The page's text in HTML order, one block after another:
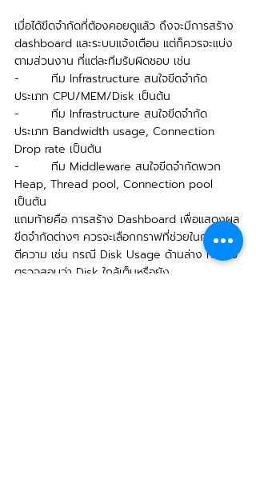
เมื่อได้ขีดจำกัดที่ต้องคอยดูแล้ว ถึงจะมีการสร้าง
dashboard และระบบแจ้งเตือน แต่ก็ควรจะแบ่ง
ตามส่วนงาน ที่แต่ละทีมรับผิดชอบ เช่น
-        ทีม Infrastructure สนใจขีดจำกัด
ประเภท CPU/MEM/Disk เป็นต้น
-        ทีม Infrastructure สนใจขีดจำกัด
ประเภท Bandwidth usage, Connection
Drop rate เป็นต้น
-        ทีม Middleware สนใจขีดจำกัดพวก
Heap, Thread pool, Connection pool
เป็นต้น
แถมท้ายคือ การสร้าง Dashboard เพื่อแสดงผล
ขีดจำกัดต่างๆ ควรจะเลือกกราฟที่ช่วยในการ
ตีความ เช่น กรณี Disk Usage ด้านล่าง ที่เอาไว้
ตรวจสอบว่า Disk ใกล้เต็มหรือยัง